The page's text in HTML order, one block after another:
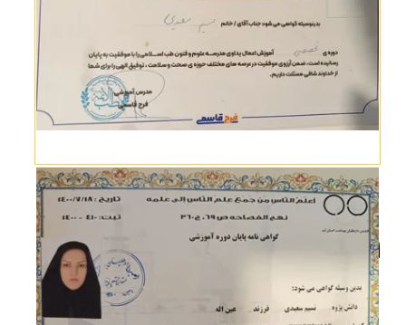
اطلاعات شخصی
تاریخ تولد:
1367/10/24